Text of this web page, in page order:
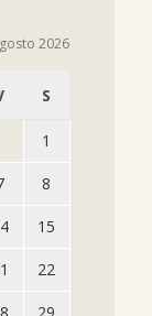
2026
S
1
8
15
22
29